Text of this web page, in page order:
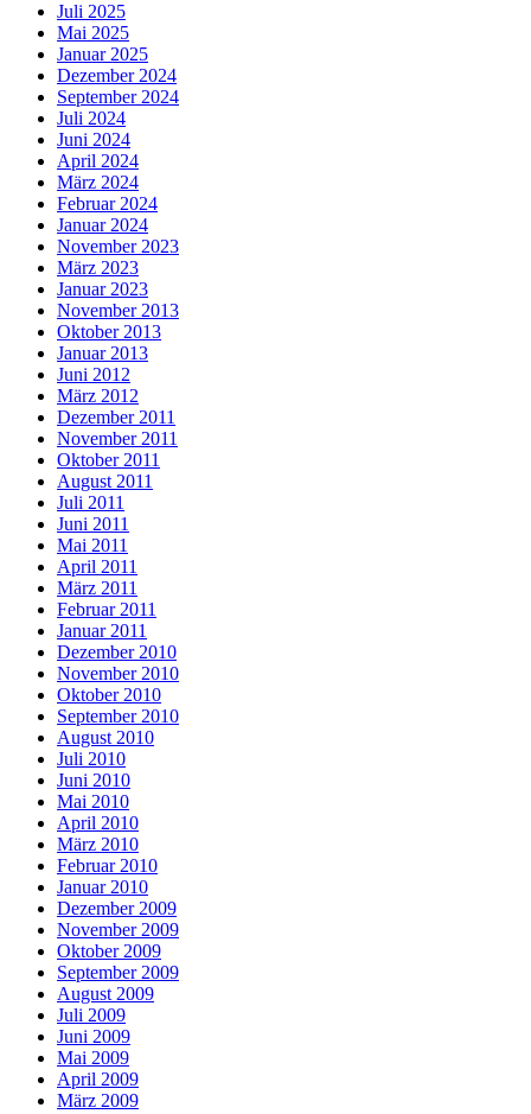
Juli 2025
Mai 2025
Januar 2025
Dezember 2024
September 2024
Juli 2024
Juni 2024
April 2024
März 2024
Februar 2024
Januar 2024
November 2023
März 2023
Januar 2023
November 2013
Oktober 2013
Januar 2013
Juni 2012
März 2012
Dezember 2011
November 2011
Oktober 2011
August 2011
Juli 2011
Juni 2011
Mai 2011
April 2011
März 2011
Februar 2011
Januar 2011
Dezember 2010
November 2010
Oktober 2010
September 2010
August 2010
Juli 2010
Juni 2010
Mai 2010
April 2010
März 2010
Februar 2010
Januar 2010
Dezember 2009
November 2009
Oktober 2009
September 2009
August 2009
Juli 2009
Juni 2009
Mai 2009
April 2009
März 2009